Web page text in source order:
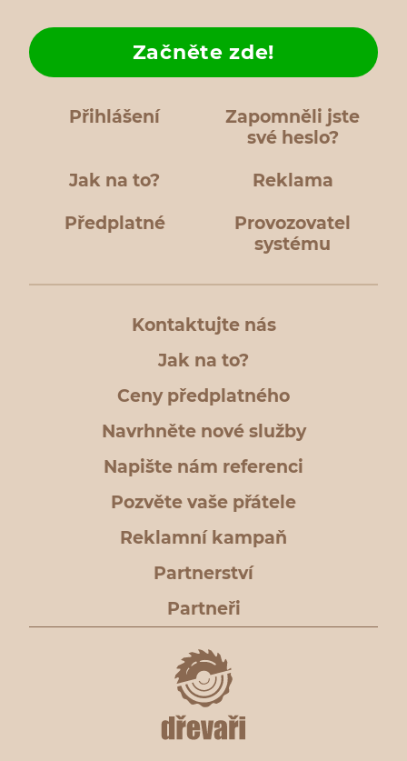
Přihlášení
Zapomněli jste
své heslo?
Jak na to?
Začněte zde!
Reklama
Předplatné
Provozovatel
systému
Kontaktujte nás
Jak na to?
Ceny předplatného
Navrhněte nové služby
Napište nám referenci
Pozvěte vaše přátele
Reklamní kampaň
Partnerství
Partneři